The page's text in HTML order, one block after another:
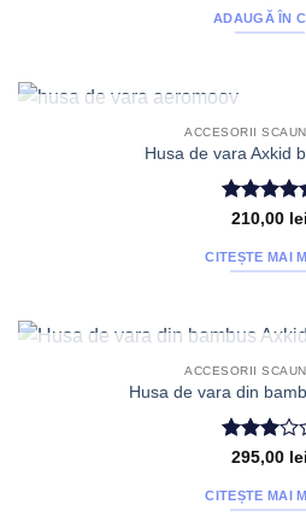
ADAUGĂ ÎN
STOC
ACCESORII
Husa de vara Axkid
Evaluat la
210,00 lei
CITEȘTE MAI
STOC
ACCESORII
Husa de vara din
Evaluat
din 5
295,00 lei
CITEȘTE MAI